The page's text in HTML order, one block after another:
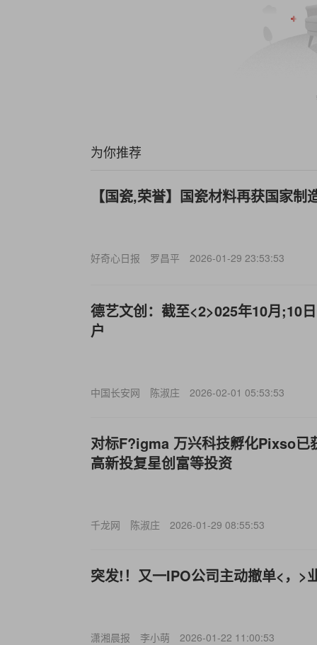
为你推荐
【国瓷,荣誉】国瓷材料再获国家制
好奇心日报 罗昌平 2026-01-29 23:53:53
德艺文创：截至<2>025年10月;10
户
中国长安网 陈淑庄 2026-02-01 05:53:53
对标F?igma 万兴科技孵化Pixso已
高新投复星创富等投资
千龙网 陈淑庄 2026-01-29 08:55:53
突发!！又一IPO公司主动撤单<，>
潇湘晨报 李小萌 2026-01-22 11:00:53